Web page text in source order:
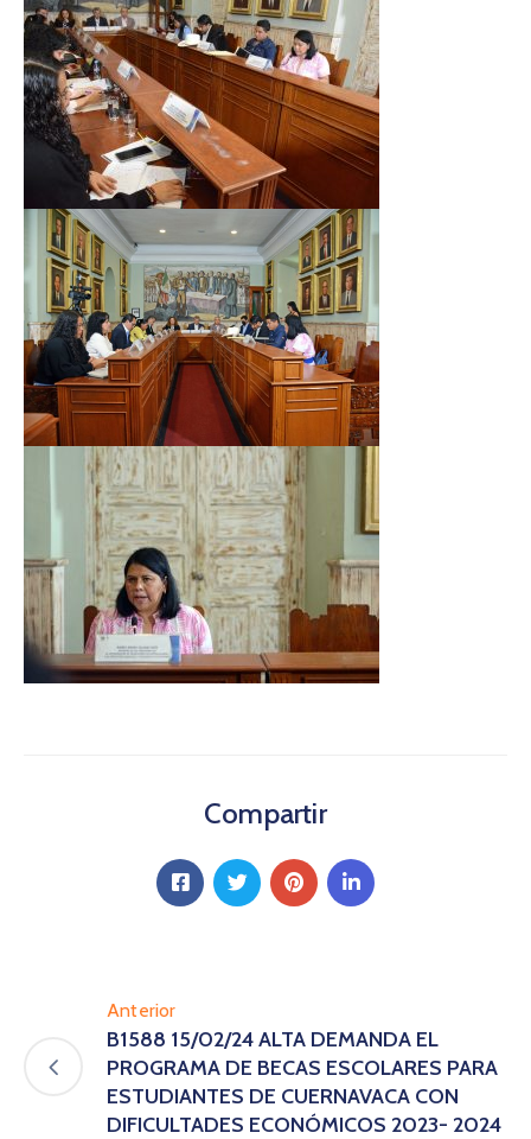
Compartir
Anterior
B1588 15/02/24 ALTA DEMANDA EL
PROGRAMA DE BECAS ESCOLARES PARA
ESTUDIANTES DE CUERNAVACA CON
DIFICULTADES ECONÓMICOS 2023- 2024